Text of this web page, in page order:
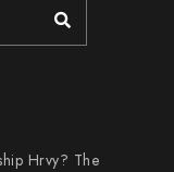
Hrvy? The